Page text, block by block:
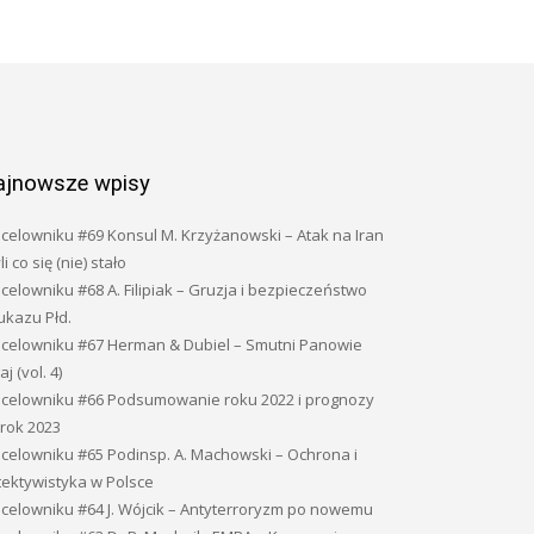
wpisy
#69 Konsul M. Krzyżanowski – Atak na Iran
co się (nie) stało
#68 A. Filipiak – Gruzja i bezpieczeństwo
Płd.
#67 Herman & Dubiel – Smutni Panowie
(vol. 4)
#66 Podsumowanie roku 2022 i prognozy
2023
#65 Podinsp. A. Machowski – Ochrona i
w Polsce
#64 J. Wójcik – Antyterroryzm po nowemu